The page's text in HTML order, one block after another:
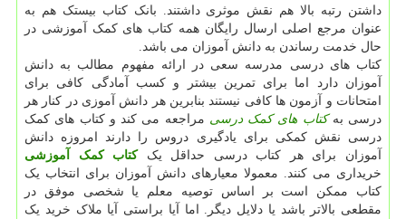
داشتن رتبه بالا هم نقش موثری داشتند. بانک کتاب بیستک هم به
عنوان مرجع اصلی ارسال رایگان همه کتاب های کمک آموزشی در
حال خدمت رساندن به دانش آموزان می باشد.
کتاب های درسی مدرسه سعی در ارائه مفهوم مطالب به دانش
آموزان دارد اما برای تمرین بیشتر و کسب آمادگی کافی برای
امتحانات و آزمون ها کافی نیستند بنابرین هر دانش آموزی در کنار هر
درسی بهکتاب های کمک درسی مراجعه می کند و کتاب های کمک
درسی نقش کمکی برای یادگیری دروس را دارند امروزه دانش
آموزان برای هر کتاب درسی حداقل یککتاب کمک آموزشی
خریداری می کنند. معمولا معیارهای دانش آموزان برای انتخاب یک
کتاب ممکن است بر اساس توصیه معلم یا شخصی موفق در
مقطعی بالاتر باشد یا دلایل دیگر. اما آیا براستی آیا ملاک خرید یک